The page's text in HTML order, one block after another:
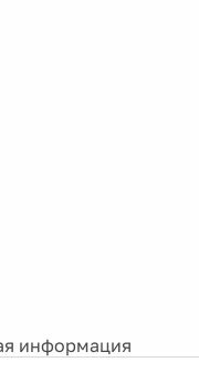
информация